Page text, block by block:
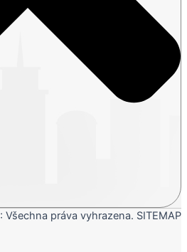
práva vyhrazena. SITEMAP